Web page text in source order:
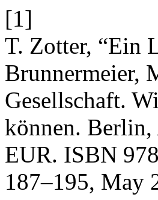
[1]
T. Zotter, “Ein
Brunnermeier,
Gesellschaft.
können. Berlin,
EUR. ISBN
187–195, May